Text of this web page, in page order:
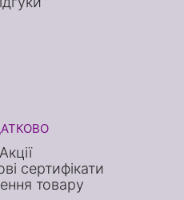
Акції
сертифікати
товару